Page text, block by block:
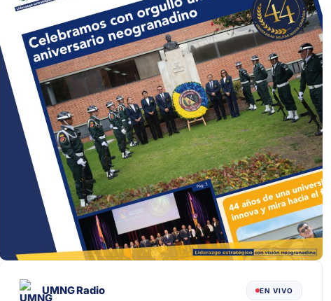
UMNG Radio EN VIVO